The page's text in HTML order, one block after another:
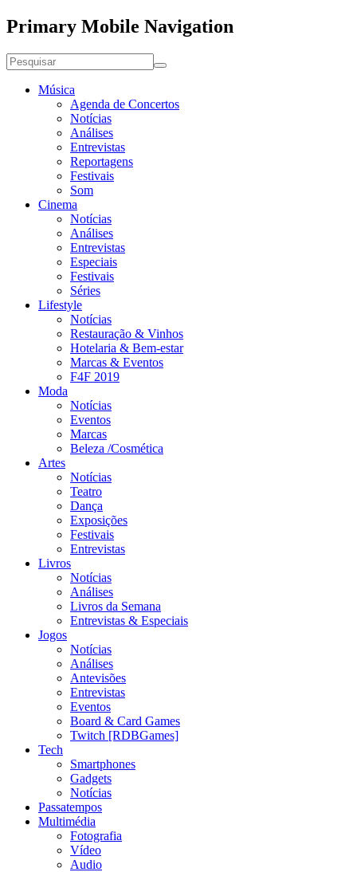
Primary Mobile Navigation
Música
Agenda de Concertos
Notícias
Análises
Entrevistas
Reportagens
Festivais
Som
Cinema
Notícias
Análises
Entrevistas
Especiais
Festivais
Séries
Lifestyle
Notícias
Restauração & Vinhos
Hotelaria & Bem-estar
Marcas & Eventos
F4F 2019
Moda
Notícias
Eventos
Marcas
Beleza /Cosmética
Artes
Notícias
Teatro
Dança
Exposições
Festivais
Entrevistas
Livros
Notícias
Análises
Livros da Semana
Entrevistas & Especiais
Jogos
Notícias
Análises
Antevisões
Entrevistas
Eventos
Board & Card Games
Twitch [RDBGames]
Tech
Smartphones
Gadgets
Notícias
Passatempos
Multimédia
Fotografia
Vídeo
Audio